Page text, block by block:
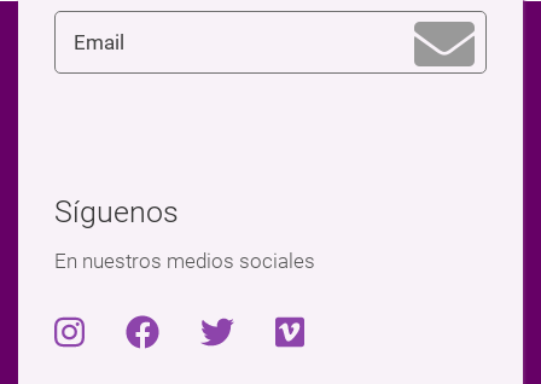
Síguenos
En nuestros medios sociales